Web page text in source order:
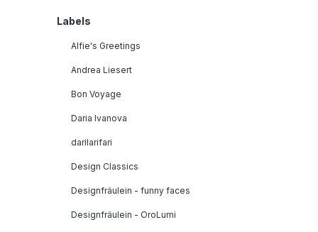
Labels
Alfie's Greetings
Andrea Liesert
Bon Voyage
Daria Ivanova
darilarifari
Design Classics
Designfräulein - funny faces
Designfräulein - OroLumi